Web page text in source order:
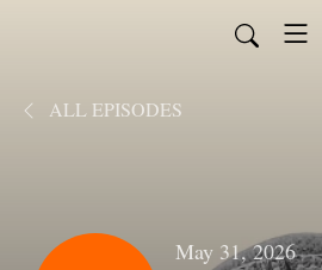
ALL EPISODES
May 31, 2026